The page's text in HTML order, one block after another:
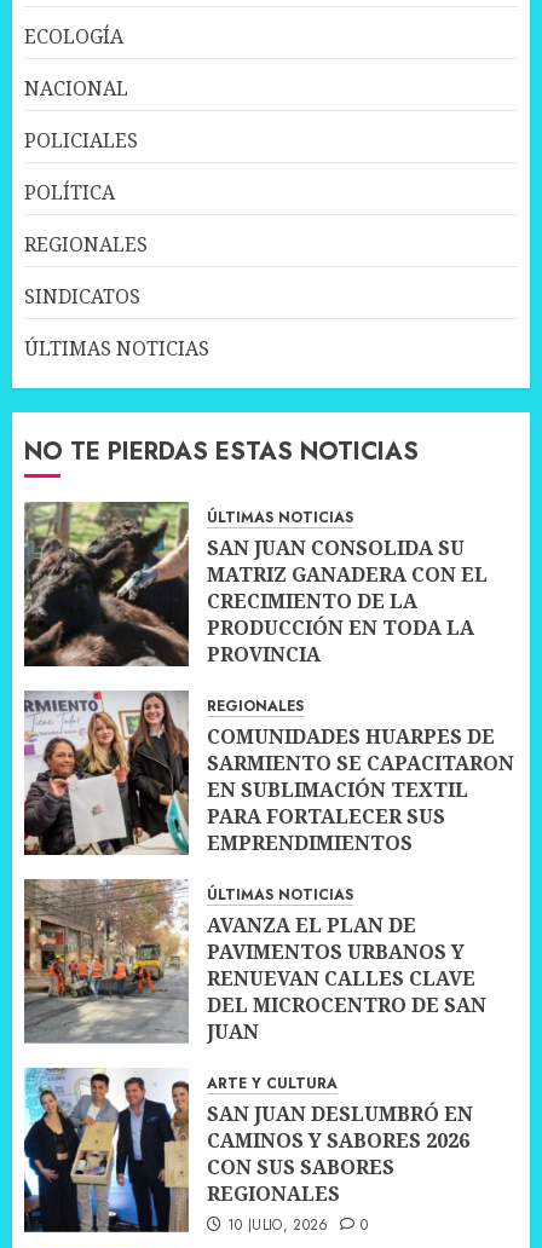
ECOLOGÍA
NACIONAL
POLICIALES
POLÍTICA
REGIONALES
SINDICATOS
ÚLTIMAS NOTICIAS
NO TE PIERDAS ESTAS NOTICIAS
ÚLTIMAS NOTICIAS
SAN JUAN CONSOLIDA SU
MATRIZ GANADERA CON EL
CRECIMIENTO DE LA
PRODUCCIÓN EN TODA LA
PROVINCIA
REGIONALES
COMUNIDADES HUARPES DE
SARMIENTO SE CAPACITARON
EN SUBLIMACIÓN TEXTIL
PARA FORTALECER SUS
EMPRENDIMIENTOS
ÚLTIMAS NOTICIAS
AVANZA EL PLAN DE
PAVIMENTOS URBANOS Y
RENUEVAN CALLES CLAVE
DEL MICROCENTRO DE SAN
JUAN
ARTE Y CULTURA
SAN JUAN DESLUMBRÓ EN
CAMINOS Y SABORES 2026
CON SUS SABORES
REGIONALES
10 JULIO, 2026 0